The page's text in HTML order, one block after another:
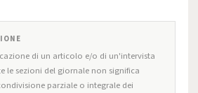
di un articolo e/o di un'intervista
le sezioni del giornale non significa
parziale o integrale dei